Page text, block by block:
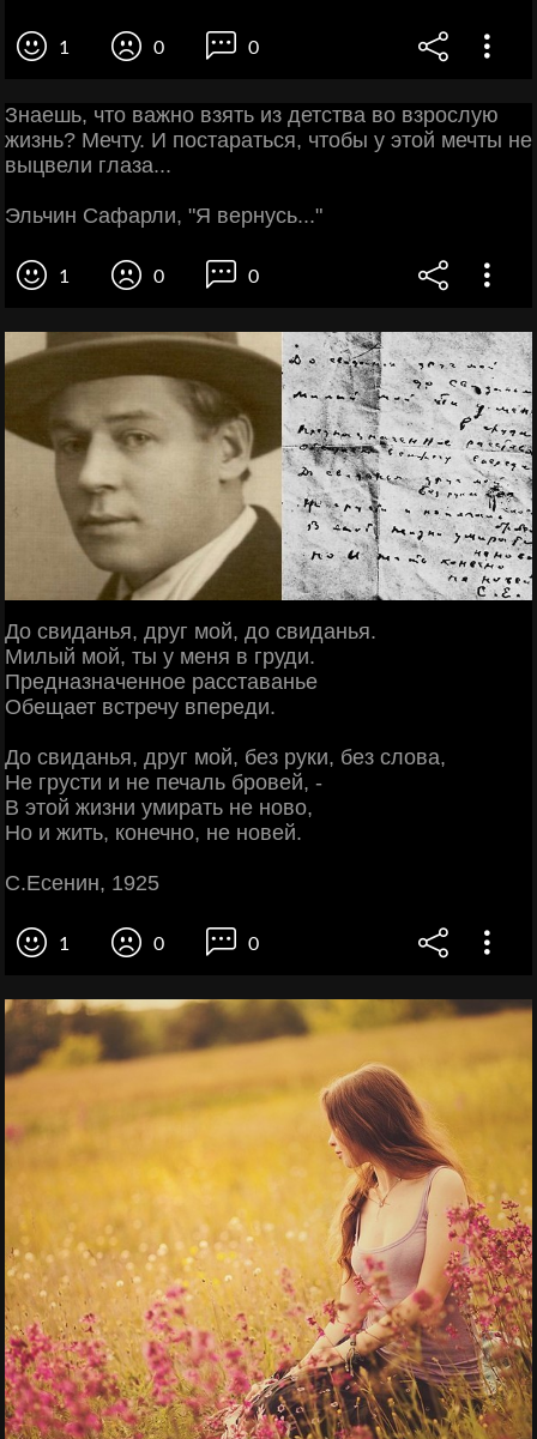
1 0 0
Знаешь, что важно взять из детства во взрослую
жизнь? Мечту. И постараться, чтобы у этой мечты не
выцвели глаза...
Эльчин Сафарли, "Я вернусь..."
1 0 0
До свиданья, друг мой, до свиданья.
Милый мой, ты у меня в груди.
Предназначенное расставанье
Обещает встречу впереди.
До свиданья, друг мой, без руки, без слова,
Не грусти и не печаль бровей, -
В этой жизни умирать не ново,
Но и жить, конечно, не новей.
С.Есенин, 1925
1 0 0